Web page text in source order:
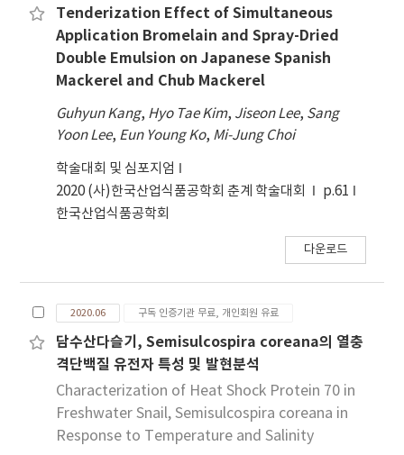
Tenderization Effect of Simultaneous
Application Bromelain and Spray-Dried
Double Emulsion on Japanese Spanish
Mackerel and Chub Mackerel
Guhyun Kang, Hyo Tae Kim, Jiseon Lee, Sang
Yoon Lee, Eun Young Ko, Mi-Jung Choi
학술대회 및 심포지엄
2020 (사)한국산업식품공학회 춘계 학술대회
p.61
한국산업식품공학회
다운로드
2020.06 구독 인증기관 무료, 개인회원 유료
담수산다슬기, Semisulcospira coreana의 열충
격단백질 유전자 특성 및 발현분석
Characterization of Heat Shock Protein 70 in
Freshwater Snail, Semisulcospira coreana in
Response to Temperature and Salinity